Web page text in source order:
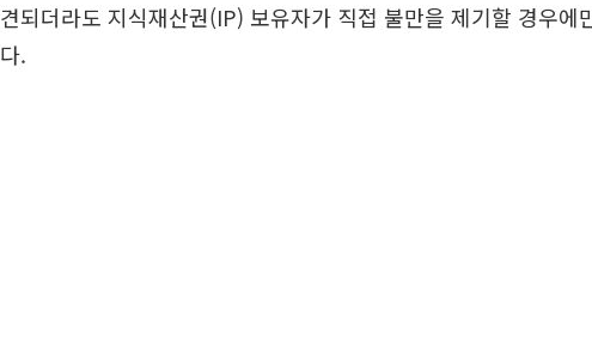
견되더라도 지식재산권(IP) 보유자가 직접 불만을 제기할 경우에
다.